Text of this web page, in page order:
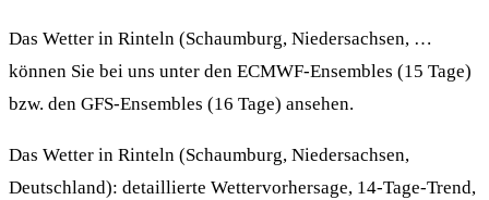
Das Wetter in Rinteln (Schaumburg, Niedersachsen, …
können Sie bei uns unter den ECMWF-Ensembles (15 Tage)
bzw. den GFS-Ensembles (16 Tage) ansehen.
Das Wetter in Rinteln (Schaumburg, Niedersachsen,
Deutschland): detaillierte Wettervorhersage, 14-Tage-Trend,